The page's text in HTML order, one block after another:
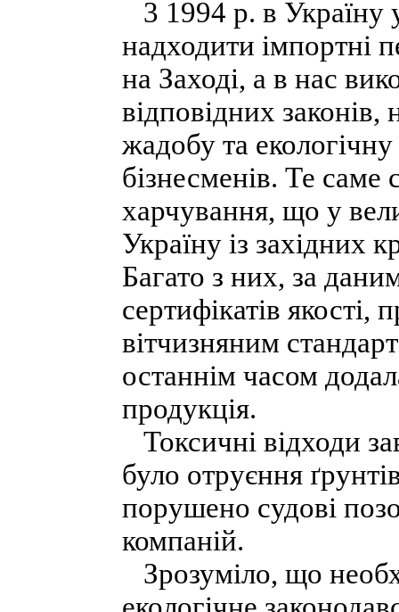
3 1994 р. в Україну
надходити імпортні
на Заході, а в нас
відповідних законів,
жадобу та
бізнесменів. Те саме
харчування, що у
Україну із західних
Багато з них, за
сертифікатів якості,
вітчизняним
останнім часом
продукція.
Токсичні відходи
було отруєння
порушено судові
компаній.
Зрозуміло, що